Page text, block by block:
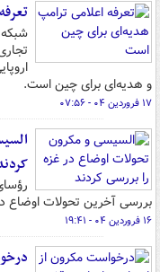
و هدیه‌ای برای چین است.
۱۷ فروردین ۰۴ - ۰۷:۵۶
بررسی آخرین تحولات اوضاع
۱۶ فروردین ۰۴ - ۱۹:۴۱